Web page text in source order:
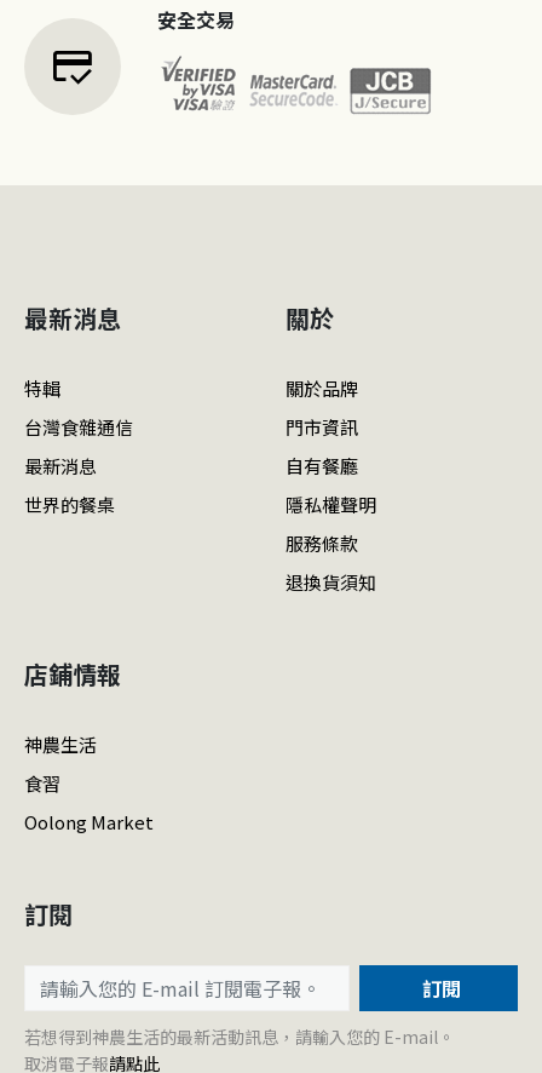
credit_score
安全交易
最新消息
特輯
台灣食雜通信
最新消息
世界的餐桌
關於
關於品牌
門市資訊
自有餐廳
隱私權聲明
服務條款
退換貨須知
店鋪情報
神農生活
食習
Oolong Market
訂閱
訂閱
若想得到神農生活的最新活動訊息，請輸入您的 E-mail。
取消電子報請點此